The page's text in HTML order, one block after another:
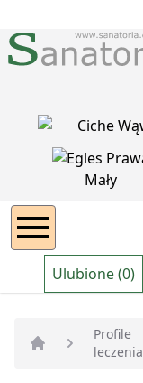
Ulubione (0)
Strona główna
Profile
leczenia